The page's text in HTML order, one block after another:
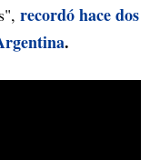
recordó hace dos
.